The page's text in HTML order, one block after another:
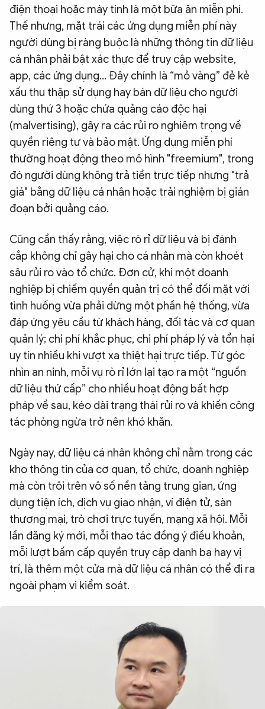
điện thoại hoặc máy tính là một bữa ăn miễn phí.
Thế nhưng, mặt trái các ứng dụng miễn phí này
người dùng bị ràng buộc là những thông tin dữ liệu
cá nhân phải bật xác thực để truy cập website,
app, các ứng dụng… Đây chính là “mỏ vàng” đẻ kẻ
xấu thu thập sử dụng hay bán dữ liệu cho người
dùng thứ 3 hoặc chứa quảng cáo độc hại
(malvertising), gây ra các rủi ro nghiêm trọng về
quyền riêng tư và bảo mật. Ứng dụng miễn phí
thường hoạt động theo mô hình "freemium", trong
đó người dùng không trả tiền trực tiếp nhưng "trả
giá" bằng dữ liệu cá nhân hoặc trải nghiệm bị gián
đoạn bởi quảng cáo.
Cũng cần thấy rằng, việc rò rỉ dữ liệu và bị đánh
cắp không chỉ gây hại cho cá nhân mà còn khoét
sâu rủi ro vào tổ chức. Đơn cử, khi một doanh
nghiệp bị chiếm quyền quản trị có thể đối mặt với
tình huống vừa phải dừng một phần hệ thống, vừa
đáp ứng yêu cầu từ khách hàng, đối tác và cơ quan
quản lý; chi phí khắc phục, chi phí pháp lý và tổn hại
uy tín nhiều khi vượt xa thiệt hại trực tiếp. Từ góc
nhìn an ninh, mỗi vụ rò rỉ lớn lại tạo ra một “nguồn
dữ liệu thứ cấp” cho nhiều hoạt động bất hợp
pháp về sau, kéo dài trạng thái rủi ro và khiến công
tác phòng ngừa trở nên khó khăn.
Ngày nay, dữ liệu cá nhân không chỉ nằm trong các
kho thông tin của cơ quan, tổ chức, doanh nghiệp
mà còn trôi trên vô số nền tảng trung gian, ứng
dụng tiện ích, dịch vụ giao nhận, ví điện tử, sàn
thương mại, trò chơi trực tuyến, mạng xã hội. Mỗi
lần đăng ký mới, mỗi thao tác đồng ý điều khoản,
mỗi lượt bấm cấp quyền truy cập danh bạ hay vị
trí, là thêm một cửa mà dữ liệu cá nhân có thể đi ra
ngoài phạm vi kiểm soát.